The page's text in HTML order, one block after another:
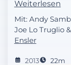
Weiterlesen
Mit: Andy
Joe Lo Truglio
Ensler
2013 22m